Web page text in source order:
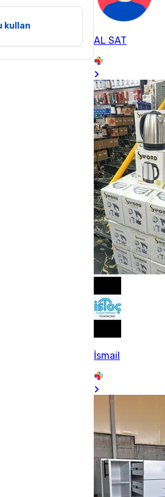
kullan
AL SAT
İsmail